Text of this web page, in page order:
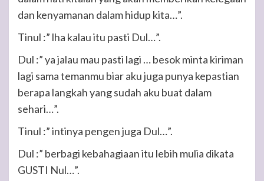
dan kenyamanan dalam hidup kita…”.
Tinul :” lha kalau itu pasti Dul…”.
Dul :” ya jalau mau pasti lagi … besok minta kiriman
lagi sama temanmu biar aku juga punya kepastian
berapa langkah yang sudah aku buat dalam
sehari…”.
Tinul :” intinya pengen juga Dul…”.
Dul :” berbagi kebahagiaan itu lebih mulia dikata
GUSTI Nul…”.